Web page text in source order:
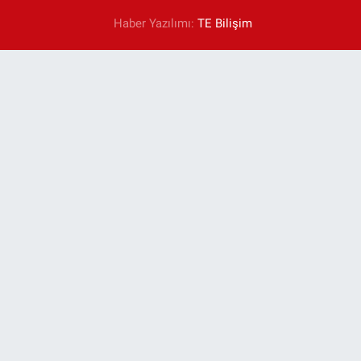
Haber Yazılımı:TE Bilişim